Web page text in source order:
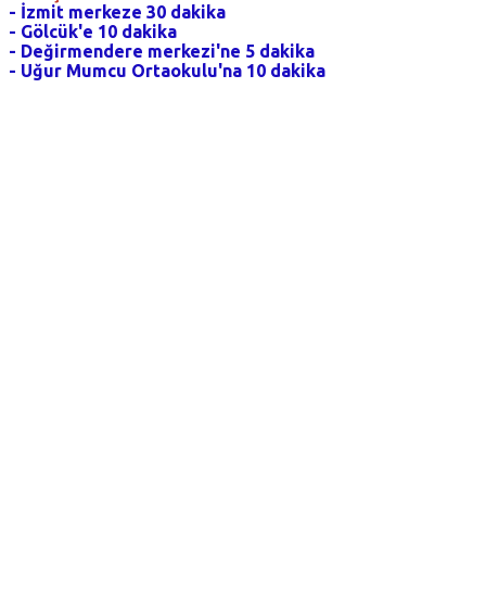
- İzmit merkeze 30 dakika
- Gölcük'e 10 dakika
- Değirmendere merkezi'ne 5 dakika
- Uğur Mumcu Ortaokulu'na 10 dakika